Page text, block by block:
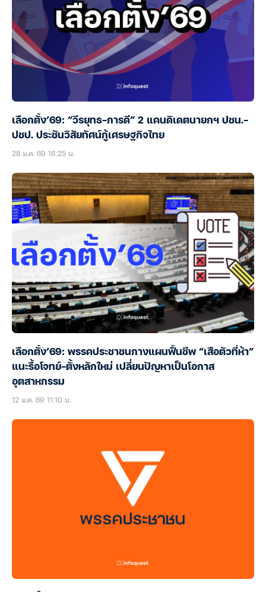
เลือกตั้ง’69: “วีรยุทธ-การดี” 2 แคนดิเดตนายกฯ ปชน.-
ปชป. ประชันวิสัยทัศน์กู้เศรษฐกิจไทย
28 ม.ค. 69 16:25 น.
เลือกตั้ง’69: พรรคประชาชนกางแผนฟื้นชีพ “เสือตัวที่ห้า”
แนะรื้อโจทย์-ตั้งหลักใหม่ เปลี่ยนปัญหาเป็นโอกาส
อุตสาหกรรม
12 ม.ค. 69 11:10 น.